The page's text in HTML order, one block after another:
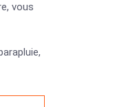
vous